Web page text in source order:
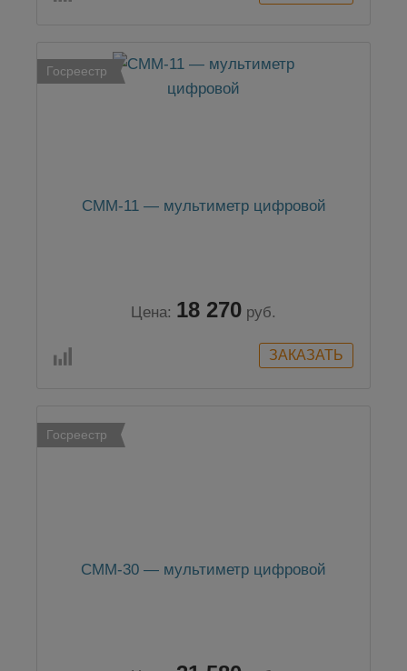
Госреестр
CMM-11 — мультиметр цифровой
Цена: 18 270 руб.
Госреестр
CMM-30 — мультиметр цифровой